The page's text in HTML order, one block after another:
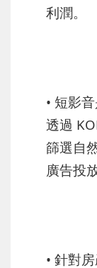
利潤。
• 短影
透過
篩選自
廣告投
• 針對